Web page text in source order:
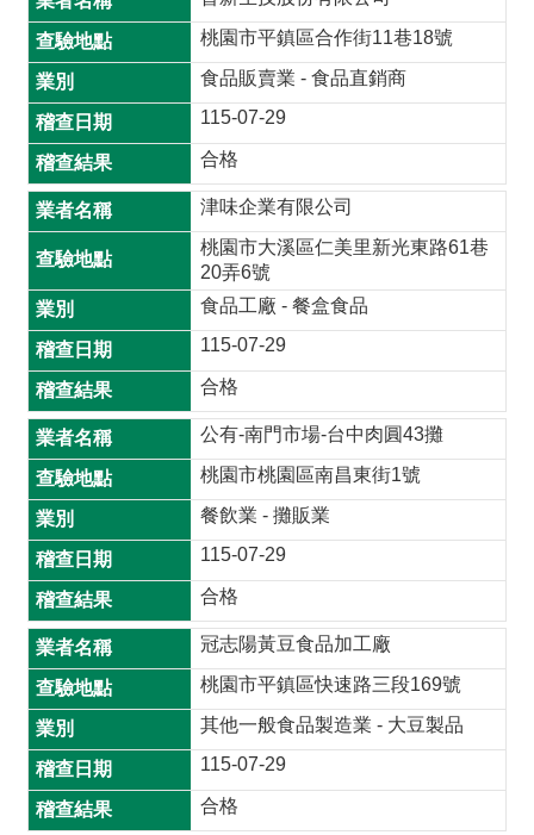
桃園市平鎮區合作街11巷18號
食品販賣業 - 食品直銷商
115-07-29
合格
津味企業有限公司
桃園市大溪區仁美里新光東路61巷
20弄6號
食品工廠 - 餐盒食品
115-07-29
合格
公有-南門市場-台中肉圓43攤
桃園市桃園區南昌東街1號
餐飲業 - 攤販業
115-07-29
合格
冠志陽黃豆食品加工廠
桃園市平鎮區快速路三段169號
其他一般食品製造業 - 大豆製品
115-07-29
合格